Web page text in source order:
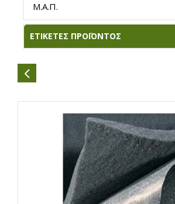
Μ.Α.Π.
ΕΤΙΚΈΤΕΣ ΠΡΟΪΌΝΤΟΣ